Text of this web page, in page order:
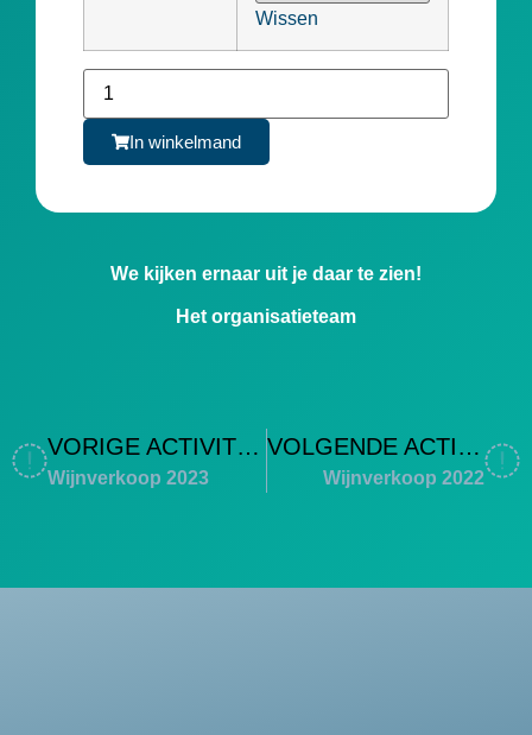
Wissen
In winkelmand
We kijken ernaar uit je daar te zien!
Het organisatieteam
VORIGE ACTIVITEIT
Wijnverkoop 2023
VOLGENDE ACTIVITEIT
Wijnverkoop 2022